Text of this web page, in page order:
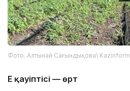
Фото: Алтынай Сағындықова\ Kazinform
Ең қауіптісі — өрт